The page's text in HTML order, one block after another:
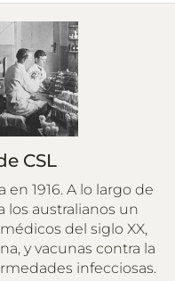
CSL
en 1916. A lo largo de
los australianos un
del siglo XX,
y vacunas contra la
infecciosas.